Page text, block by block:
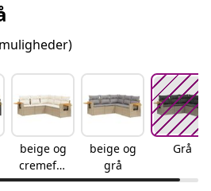
beige og
cremefar
vet
beige og
grå
Grå